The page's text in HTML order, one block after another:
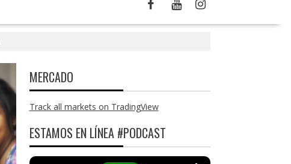
MERCADO
Track all markets on TradingView
ESTAMOS EN LÍNEA #PODCAST